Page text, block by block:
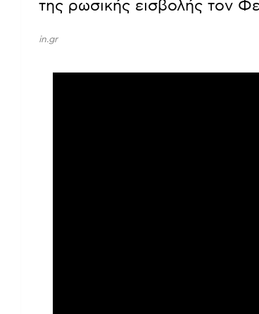
της ρωσικής εισβολής τον
in.gr